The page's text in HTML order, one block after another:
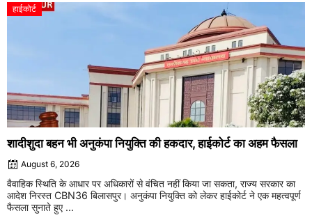
हाईकोर्ट
शादीशुदा बहन भी अनुकंपा नियुक्ति की हकदार, हाईकोर्ट का अहम फैसला
August 6, 2026
वैवाहिक स्थिति के आधार पर अधिकारों से वंचित नहीं किया जा सकता, राज्य सरकार का
आदेश निरस्त CBN36 बिलासपुर। अनुकंपा नियुक्ति को लेकर हाईकोर्ट ने एक महत्वपूर्ण
फैसला सुनाते हुए ...